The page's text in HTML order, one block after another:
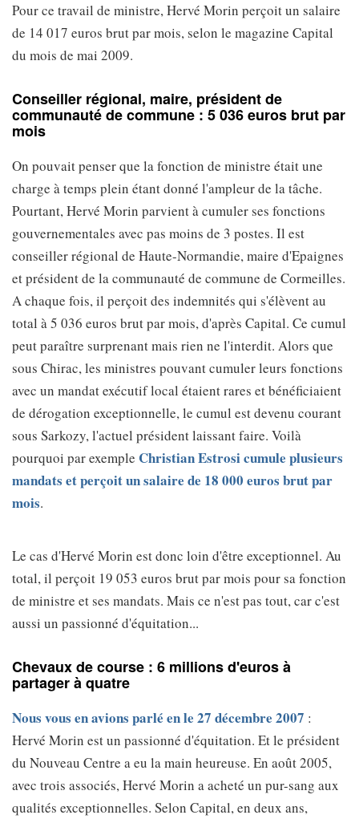
Pour ce travail de ministre, Hervé Morin perçoit un salaire
de 14 017 euros brut par mois, selon le magazine Capital
du mois de mai 2009.
Conseiller régional, maire, président de
communauté de commune : 5 036 euros brut par
mois
On pouvait penser que la fonction de ministre était une
charge à temps plein étant donné l'ampleur de la tâche.
Pourtant, Hervé Morin parvient à cumuler ses fonctions
gouvernementales avec pas moins de 3 postes. Il est
conseiller régional de Haute-Normandie, maire d'Epaignes
et président de la communauté de commune de Cormeilles.
A chaque fois, il perçoit des indemnités qui s'élèvent au
total à 5 036 euros brut par mois, d'après Capital. Ce cumul
peut paraître surprenant mais rien ne l'interdit. Alors que
sous Chirac, les ministres pouvant cumuler leurs fonctions
avec un mandat exécutif local étaient rares et bénéficiaient
de dérogation exceptionnelle, le cumul est devenu courant
sous Sarkozy, l'actuel président laissant faire. Voilà
pourquoi par exemple Christian Estrosi cumule plusieurs
mandats et perçoit un salaire de 18 000 euros brut par
mois.
Le cas d'Hervé Morin est donc loin d'être exceptionnel. Au
total, il perçoit 19 053 euros brut par mois pour sa fonction
de ministre et ses mandats. Mais ce n'est pas tout, car c'est
aussi un passionné d'équitation...
Chevaux de course : 6 millions d'euros à
partager à quatre
Nous vous en avions parlé en le 27 décembre 2007 :
Hervé Morin est un passionné d'équitation. Et le président
du Nouveau Centre a eu la main heureuse. En août 2005,
avec trois associés, Hervé Morin a acheté un pur-sang aux
qualités exceptionnelles. Selon Capital, en deux ans,